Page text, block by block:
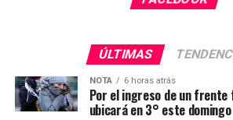
ÚLTIMAS
NOTA 6 horas atrás
Por el ingreso de un
ubicará en 3° este domingo